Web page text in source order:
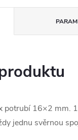
potrubí 16×2 mm.
jednu svěrnou